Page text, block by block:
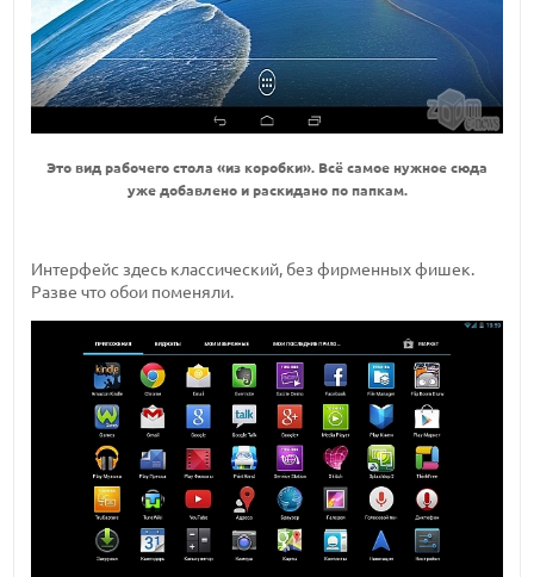
Это вид рабочего стола «из коробки». Всё самое нужное сюда
уже добавлено и раскидано по папкам.
Интерфейс здесь классический, без фирменных фишек.
Разве что обои поменяли.